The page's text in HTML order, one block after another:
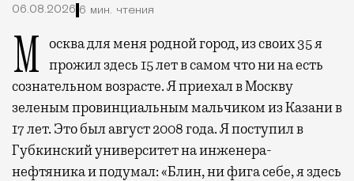
06.08.2026 6 мин. чтения
Москва для меня родной город, из своих 35 я прожил здесь 15 лет в самом что ни на есть
сознательном возрасте. Я приехал в Москву
зеленым провинциальным мальчиком из Казани в
17 лет. Это был август 2008 года. Я поступил в
Губкинский университет на инженера-
нефтяника и подумал: «Блин, ни фига себе, я здесь